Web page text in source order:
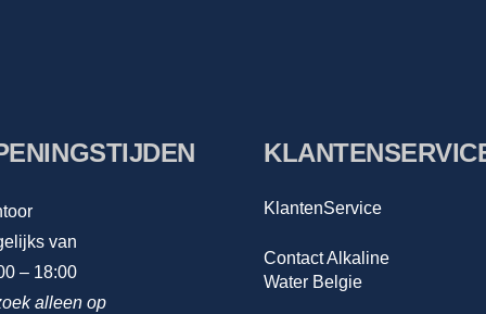
van
– 18:00
alleen op
KlantenService
Contact Alkaline
Water Belgie